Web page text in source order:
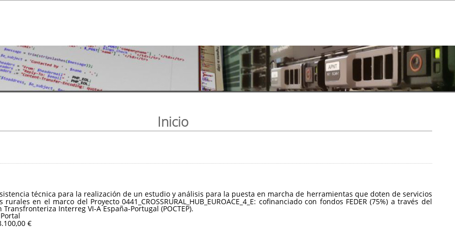
Inicio
técnica para la realización de un estudio y análisis para la puesta en marcha de herramientas que doten de servicios
en el marco del Proyecto 0441_CROSSRURAL_HUB_EUROACE_4_E: cofinanciado con fondos FEDER (75%) a través del
Interreg VI-A España-Portugal (POCTEP).
€